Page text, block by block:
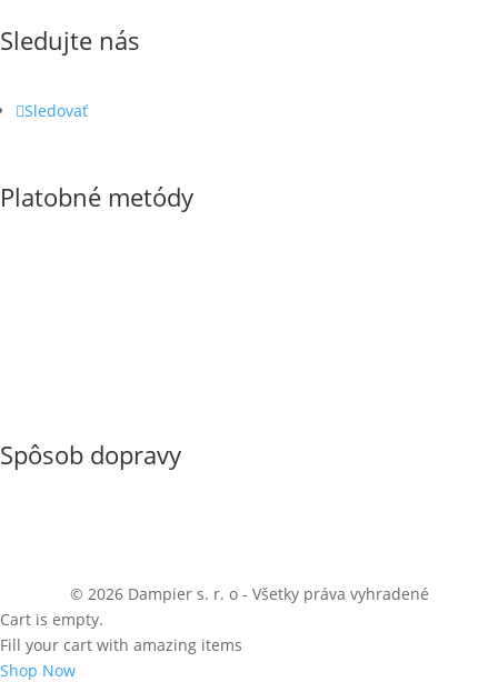
Sledujte nás
Sledovať
Platobné metódy
Spôsob dopravy
© 2026 Dampier s. r. o - Všetky práva vyhradené
Cart is empty.
Fill your cart with amazing items
Shop Now